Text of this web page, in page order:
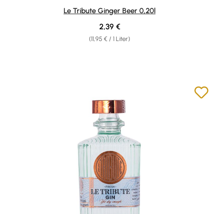
Durchschnittliche Bewertung von 5 von 5 Sternen
Le Tribute Ginger Beer 0,20l
(11,95 € / 1 Liter)
Regulärer Preis:
2,39 €